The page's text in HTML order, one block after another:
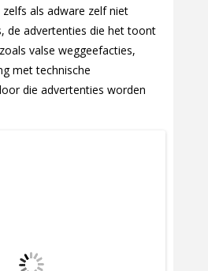
als adware zelf niet
de advertenties die het toont
valse weggeefacties,
met technische
die advertenties worden